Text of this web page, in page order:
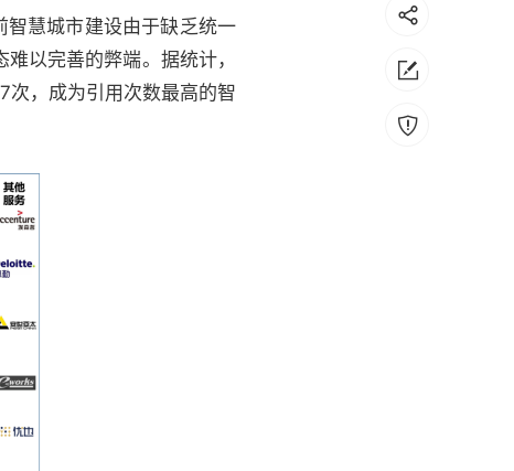
智慧城市建设由于缺乏统一
以完善的弊端。据统计，
次，成为引用次数最高的智